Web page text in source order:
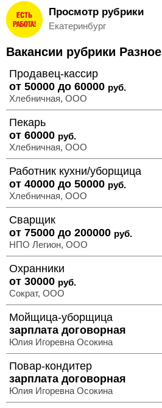
Вход
и
Избранное
Соискателям
Добавить
резюме
Работодателям
Добавить
Полная
версия
Просмотр рубрики
Екатеринбург
Вакансии рубрики Разное
Продавец-кассир
от 50000 до 60000 руб.
Хлебничная, ООО
Пекарь
от 60000 руб.
Хлебничная, ООО
Работник кухни/уборщица
от 40000 до 50000 руб.
Хлебничная, ООО
Сварщик
от 75000 до 200000 руб.
НПО Легион, ООО
Охранники
от 30000 руб.
Сократ, ООО
Мойщица-уборщица
зарплата договорная
Юлия Игоревна Осокина
Повар-кондитер
зарплата договорная
Юлия Игоревна Осокина